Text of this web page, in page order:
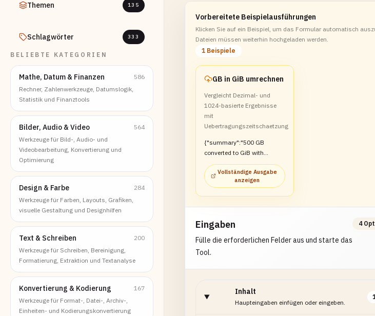
Themen 135
Schlagwörter 333
BELIEBTE KATEGORIEN
Mathe, Datum & Finanzen
586
Rechner, Zahlenwerkzeuge, Datumslogik,
Statistik und Finanztools
Bilder, Audio & Video
564
Werkzeuge für Bild-, Audio- und
Videobearbeitung, Konvertierung und
Optimierung
Design & Farbe
284
Werkzeuge für Farben, Layouts, Grafiken,
visuelle Gestaltung und Designhilfen
Text & Schreiben
200
Werkzeuge für Schreiben, Bereinigung,
Formatierung, Extraktion und Textanalyse
Konvertierung & Kodierung
167
Werkzeuge für Format-, Datei-, Archiv-,
Einheiten- und Kodierungskonvertierung
Vorbereitete Beispielausführungen
Klicken Sie auf ein Beispiel, um das Formular automatisch
Dateien müssen weiterhin hochgeladen werden.
1 Beispiele
GB in GiB umrechnen
Vergleicht Dezimal- und
1024-basierte Ergebnisse
mit
Uebertragungszeitschaetzung
{"summary":"500 GB
converted to GiB with
system comparison and
transfer estimate"}
Vollständige Ausgabe
anzeigen
Eingaben
Fülle die erforderlichen Felder aus und starte das
Tool.
4
Inhalt
Haupteingaben einfügen oder eingeben.